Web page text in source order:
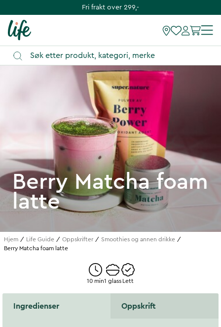
Fri frakt over 299,-
Berry Matcha foam
latte
Hjem Life Guide Oppskrifter
Smoothies og annen drikke
Berry Matcha foam latte
10 min1 glass Lett
Ingredienser Oppskrift